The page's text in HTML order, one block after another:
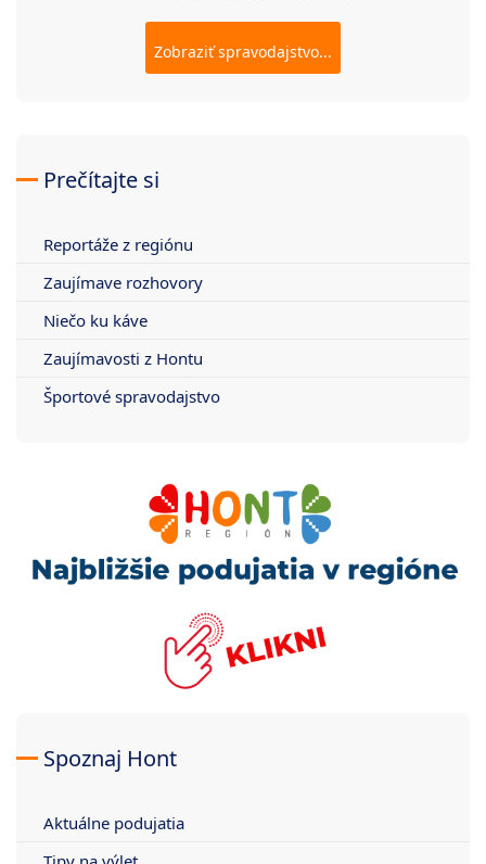
Zobraziť spravodajstvo...
Prečítajte si
Reportáže z regiónu
Zaujímave rozhovory
Niečo ku káve
Zaujímavosti z Hontu
Športové spravodajstvo
Spoznaj Hont
Aktuálne podujatia